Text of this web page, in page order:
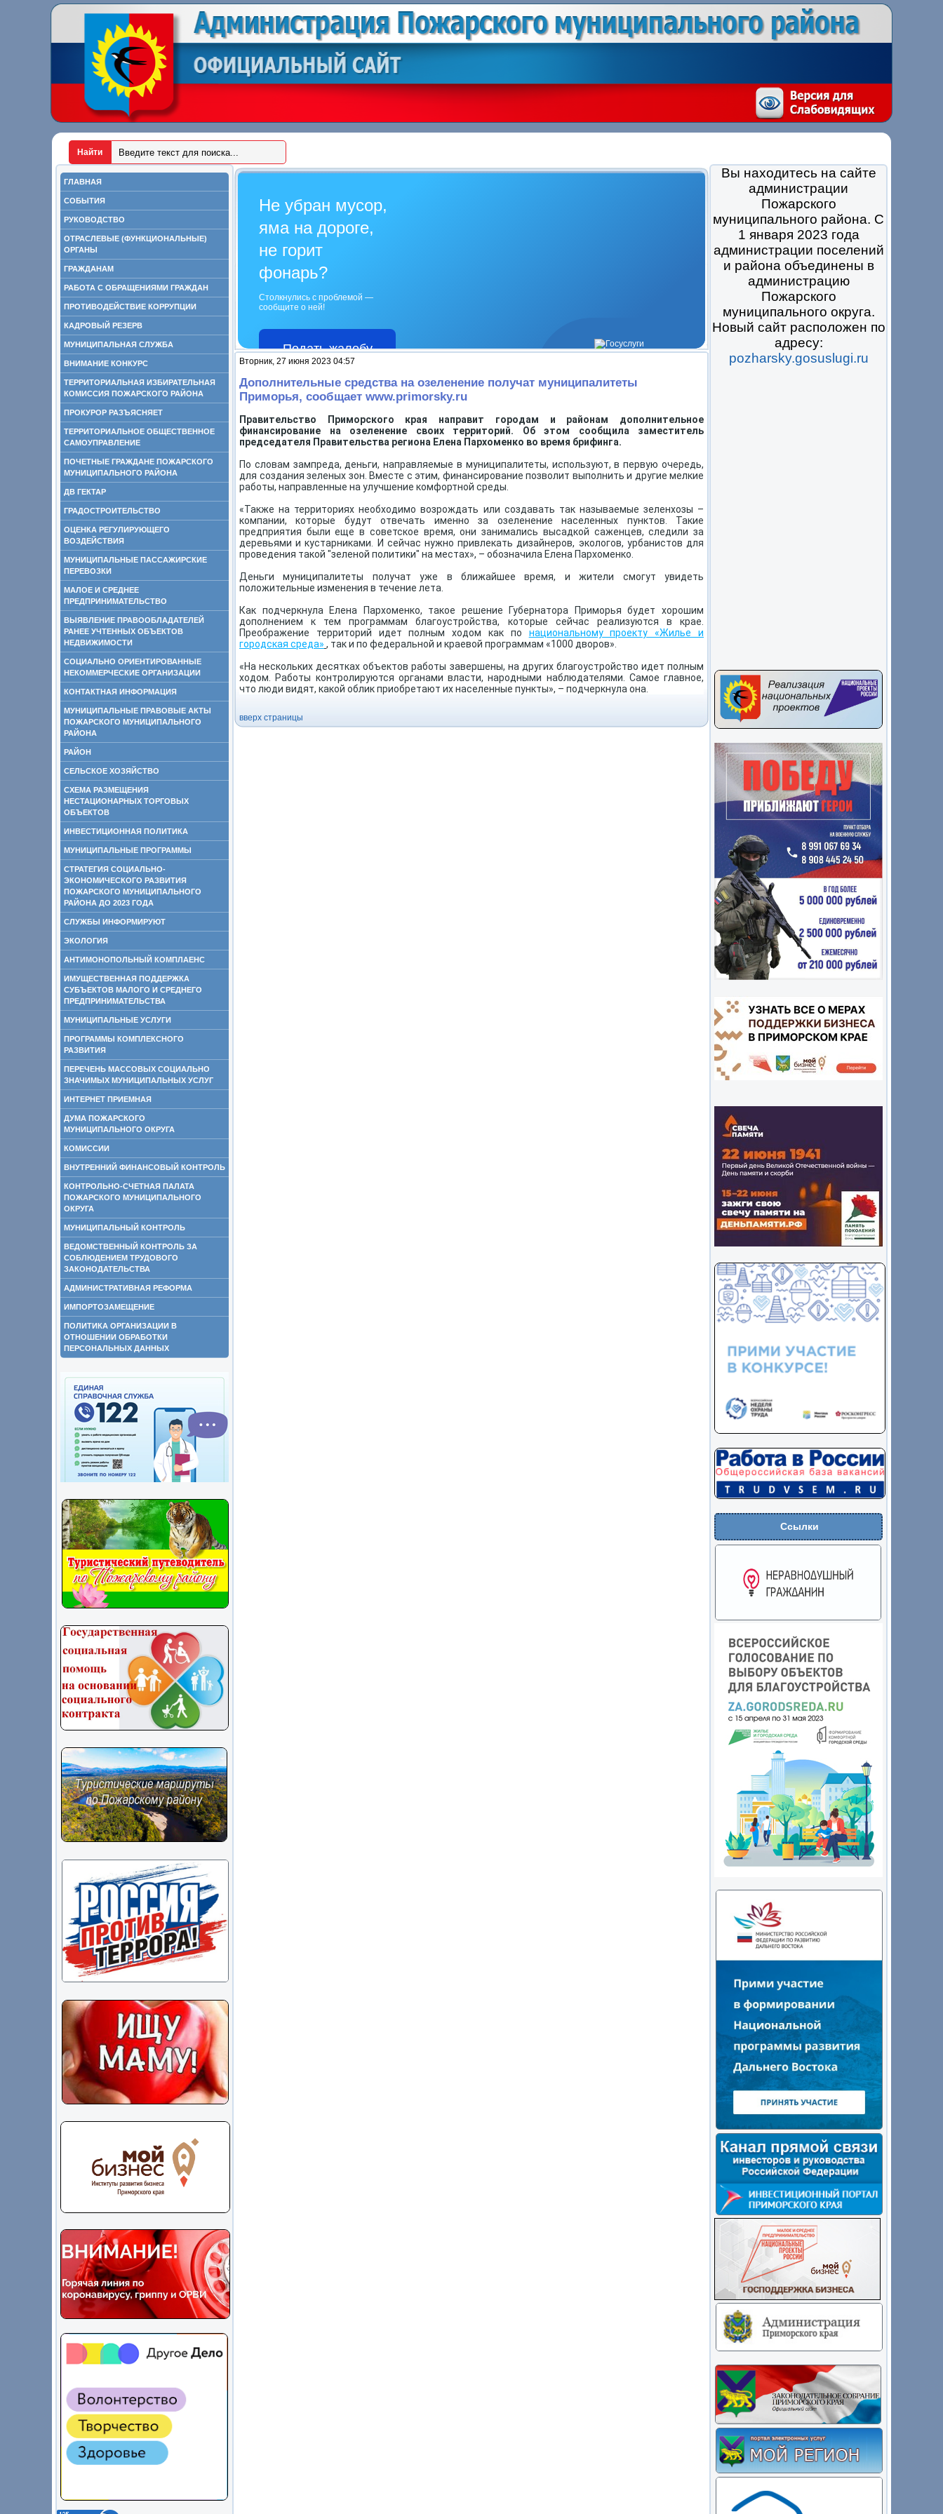
ГЛАВНАЯ
СОБЫТИЯ
РУКОВОДСТВО
ОТРАСЛЕВЫЕ (ФУНКЦИОНАЛЬНЫЕ)
ОРГАНЫ
ГРАЖДАНАМ
РАБОТА С ОБРАЩЕНИЯМИ ГРАЖДАН
ПРОТИВОДЕЙСТВИЕ КОРРУПЦИИ
КАДРОВЫЙ РЕЗЕРВ
МУНИЦИПАЛЬНАЯ СЛУЖБА
ВНИМАНИЕ КОНКУРС
ТЕРРИТОРИАЛЬНАЯ ИЗБИРАТЕЛЬНАЯ
КОМИССИЯ ПОЖАРСКОГО РАЙОНА
ПРОКУРОР РАЗЪЯСНЯЕТ
ТЕРРИТОРИАЛЬНОЕ ОБЩЕСТВЕННОЕ
САМОУПРАВЛЕНИЕ
ПОЧЕТНЫЕ ГРАЖДАНЕ ПОЖАРСКОГО
МУНИЦИПАЛЬНОГО РАЙОНА
ДВ ГЕКТАР
ГРАДОСТРОИТЕЛЬСТВО
ОЦЕНКА РЕГУЛИРУЮЩЕГО
ВОЗДЕЙСТВИЯ
МУНИЦИПАЛЬНЫЕ ПАССАЖИРСКИЕ
ПЕРЕВОЗКИ
МАЛОЕ И СРЕДНЕЕ
ПРЕДПРИНИМАТЕЛЬСТВО
ВЫЯВЛЕНИЕ ПРАВООБЛАДАТЕЛЕЙ
РАНЕЕ УЧТЕННЫХ ОБЪЕКТОВ
НЕДВИЖИМОСТИ
СОЦИАЛЬНО ОРИЕНТИРОВАННЫЕ
НЕКОММЕРЧЕСКИЕ ОРГАНИЗАЦИИ
КОНТАКТНАЯ ИНФОРМАЦИЯ
МУНИЦИПАЛЬНЫЕ ПРАВОВЫЕ АКТЫ
ПОЖАРСКОГО МУНИЦИПАЛЬНОГО
РАЙОНА
РАЙОН
СЕЛЬСКОЕ ХОЗЯЙСТВО
СХЕМА РАЗМЕЩЕНИЯ
НЕСТАЦИОНАРНЫХ ТОРГОВЫХ
ОБЪЕКТОВ
ИНВЕСТИЦИОННАЯ ПОЛИТИКА
МУНИЦИПАЛЬНЫЕ ПРОГРАММЫ
СТРАТЕГИЯ СОЦИАЛЬНО-
ЭКОНОМИЧЕСКОГО РАЗВИТИЯ
ПОЖАРСКОГО МУНИЦИПАЛЬНОГО
РАЙОНА ДО 2023 ГОДА
СЛУЖБЫ ИНФОРМИРУЮТ
ЭКОЛОГИЯ
АНТИМОНОПОЛЬНЫЙ КОМПЛАЕНС
ИМУЩЕСТВЕННАЯ ПОДДЕРЖКА
СУБЪЕКТОВ МАЛОГО И СРЕДНЕГО
ПРЕДПРИНИМАТЕЛЬСТВА
МУНИЦИПАЛЬНЫЕ УСЛУГИ
ПРОГРАММЫ КОМПЛЕКСНОГО
РАЗВИТИЯ
ПЕРЕЧЕНЬ МАССОВЫХ СОЦИАЛЬНО
ЗНАЧИМЫХ МУНИЦИПАЛЬНЫХ УСЛУГ
ИНТЕРНЕТ ПРИЕМНАЯ
ДУМА ПОЖАРСКОГО
МУНИЦИПАЛЬНОГО ОКРУГА
КОМИССИИ
ВНУТРЕННИЙ ФИНАНСОВЫЙ КОНТРОЛЬ
КОНТРОЛЬНО-СЧЕТНАЯ ПАЛАТА
ПОЖАРСКОГО МУНИЦИПАЛЬНОГО
ОКРУГА
МУНИЦИПАЛЬНЫЙ КОНТРОЛЬ
ВЕДОМСТВЕННЫЙ КОНТРОЛЬ ЗА
СОБЛЮДЕНИЕМ ТРУДОВОГО
ЗАКОНОДАТЕЛЬСТВА
АДМИНИСТРАТИВНАЯ РЕФОРМА
ИМПОРТОЗАМЕЩЕНИЕ
ПОЛИТИКА ОРГАНИЗАЦИИ В
ОТНОШЕНИИ ОБРАБОТКИ
ПЕРСОНАЛЬНЫХ ДАННЫХ
Вы находитесь на сайте
администрации
Пожарского
муниципального района. С
1 января 2023 года
администрации поселений
и района объединены в
администрацию
Пожарского
муниципального округа.
Новый сайт расположен по
адресу:
pozharsky.gosuslugi.ru
Ссылки
Не убран мусор,
яма на дороге,
не горит
фонарь?
Столкнулись с проблемой —
сообщите о ней!
Подать жалобу
Вторник, 27 июня 2023 04:57
Дополнительные средства на озеленение получат муниципалитеты
Приморья, сообщает www.primorsky.ru
Правительство Приморского края направит городам и районам дополнительное
финансирование на озеленение своих территорий. Об этом сообщила заместитель
председателя Правительства региона Елена Пархоменко во время брифинга.
По словам зампреда, деньги, направляемые в муниципалитеты, используют, в первую очередь,
для создания зеленых зон. Вместе с этим, финансирование позволит выполнить и другие мелкие
работы, направленные на улучшение комфортной среды.
«Также на территориях необходимо возрождать или создавать так называемые зеленхозы –
компании, которые будут отвечать именно за озеленение населенных пунктов. Такие
предприятия были еще в советское время, они занимались высадкой саженцев, следили за
деревьями и кустарниками. И сейчас нужно привлекать дизайнеров, экологов, урбанистов для
проведения такой "зеленой политики" на местах», – обозначила Елена Пархоменко.
Деньги муниципалитеты получат уже в ближайшее время, и жители смогут увидеть
положительные изменения в течение лета.
Как подчеркнула Елена Пархоменко, такое решение Губернатора Приморья будет хорошим
дополнением к тем программам благоустройства, которые сейчас реализуются в крае.
Преображение территорий идет полным ходом как по национальному проекту «Жилье и
городская среда» , так и по федеральной и краевой программам «1000 дворов».
«На нескольких десятках объектов работы завершены, на других благоустройство идет полным
ходом. Работы контролируются органами власти, народными наблюдателями. Самое главное,
что люди видят, какой облик приобретают их населенные пункты», – подчеркнула она.
вверх страницы